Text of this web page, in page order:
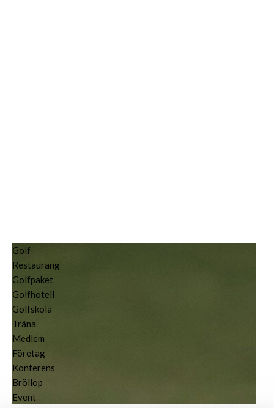
Golf
Restaurang
Golfpaket
Golfhotell
Golfskola
Träna
Medlem
Företag
Konferens
Bröllop
Event